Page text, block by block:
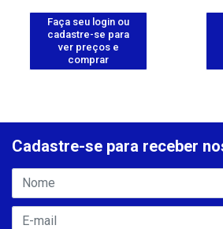
Faça seu login ou
cadastre-se para
ver preços e
comprar
Cadastre-se para receber